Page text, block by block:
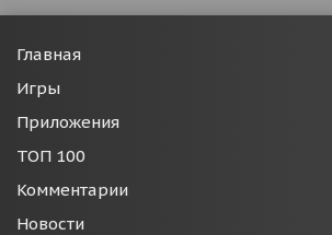
Главная
Игры
Приложения
ТОП 100
Комментарии
Новости